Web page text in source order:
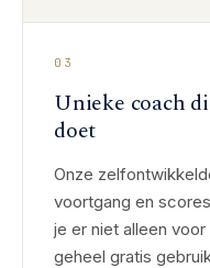
03
Unieke coach
doet
Onze
voortgang en
je er niet alleen
geheel gratis